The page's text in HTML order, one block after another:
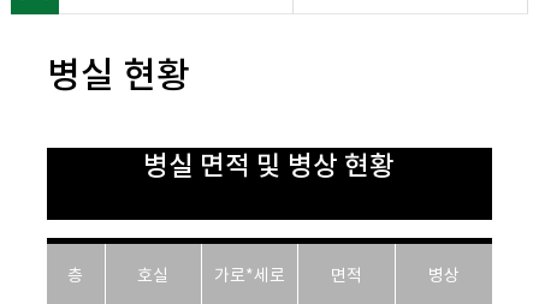
병실 현황
병실 면적 및 병상 현황
층 호실 가로*세로 면적 병상